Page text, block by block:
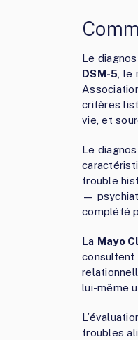
Le
DSM-5 ,
critères
vie, et
Le
trouble
—
complété
La Mayo
consultent
lui-même
troubles